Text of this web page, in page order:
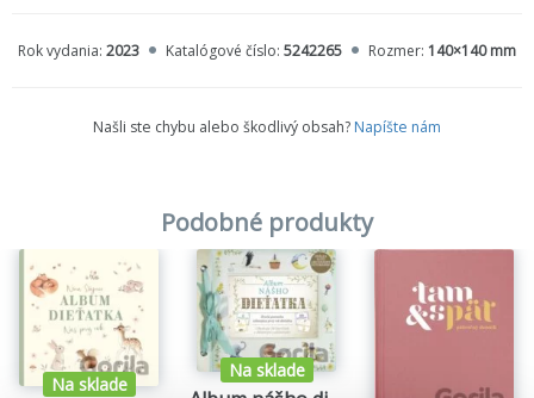
na zošit. Pero má fixkový hrot. Farebné telo pera ladí so
Balené v priehľadnom obale. Batérie sú súčasťou balenia, priamo
gombíkovými batériami LR44 HD
Odporúčaný vek: 8+ rokov
Rozmery zápisníka: 10 x 13,5 x 1 cm
Rozmery pera: 0,5 x 13 cm
Rok vydania: 2023 Katalógové číslo: 5242265 Rozmer: 140×140 mm
Našli ste chybu alebo škodlivý obsah? Napíšte nám
Podobné produkty
Na sklade
Na sklade